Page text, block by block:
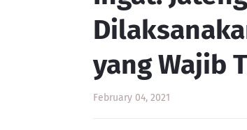
yang Wajib
February 04, 2021